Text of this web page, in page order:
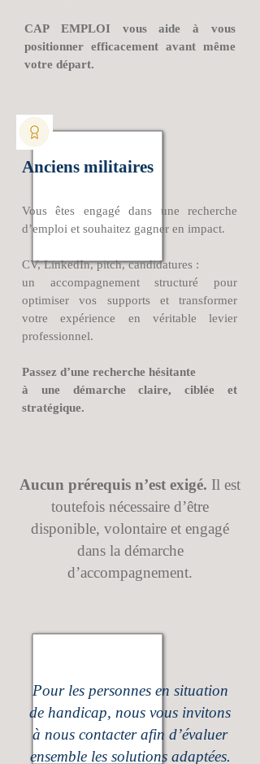
CAP EMPLOI vous aide à vous
positionner efficacement avant même
votre départ.
Anciens militaires
Vous êtes engagé dans une recherche
d’emploi et souhaitez gagner en impact.
CV, LinkedIn, pitch, candidatures :
un accompagnement structuré pour
optimiser vos supports et transformer
votre expérience en véritable levier
professionnel.
Passez d’une recherche hésitante
à une démarche claire, ciblée et
stratégique.
Aucun prérequis n’est exigé. Il est
toutefois nécessaire d’être
disponible, volontaire et engagé
dans la démarche
d’accompagnement.
Pour les personnes en situation
de handicap, nous vous invitons
à nous contacter afin d’évaluer
ensemble les solutions adaptées.